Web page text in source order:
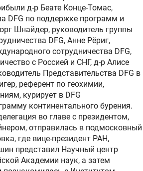
д-р Беате Конце-Томас,
DFG по поддержке программ и
Шнайдер, руководитель группы
DFG, Анне Рёриг,
сотрудничества DFG,
с Россией и СНГ, д-р Алисе
Представительства DFG в
референт по геохимии,
курирует в DFG
континентального бурения.
во главе с президентом,
отправилась в подмосковный
где вице-президент РАН,
представил Научный центр
Академии наук, а затем